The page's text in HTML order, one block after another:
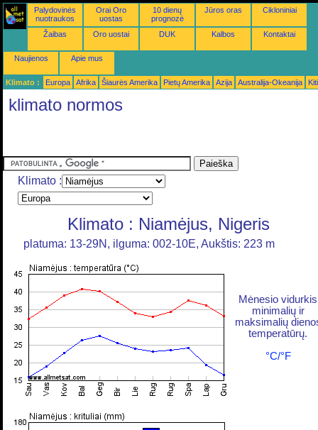
Palydovinės
nuotraukos
Orai Oro
uostas
10 dienų
prognozė
Jūros oras Cikloniniai
Žaibas Oro uostai DUK Kalbos Kontaktai
Naujienos Apie mus
Klimato : Europa Afrika Šiaurės Amerika Pietų Amerika Azija Australija-Okeanija Kiti
klimato normos
Klimato :
Klimato : Niamėjus, Nigeris
platuma: 13-29N, ilguma: 002-10E, Aukštis: 223 m
Mėnesio vidurkis
minimalių ir
maksimalių
temperatūrų.
°C/°F